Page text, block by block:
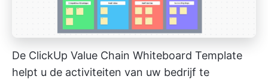
De ClickUp Value Chain Whiteboard Template
helpt u de activiteiten van uw bedrijf te